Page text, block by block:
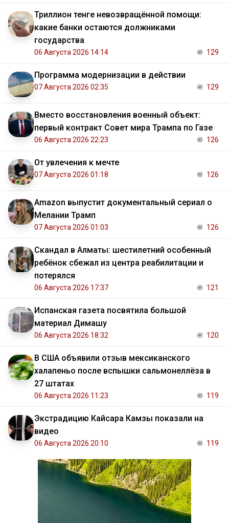
Триллион тенге невозвращённой помощи:
какие банки остаются должниками
государства
06 Августа 2026 14:14 129
Программа модернизации в действии
07 Августа 2026 02:35 129
Вместо восстановления военный объект:
первый контракт Совет мира Трампа по Газе
06 Августа 2026 22:23 126
От увлечения к мечте
07 Августа 2026 01:18 126
Amazon выпустит документальный сериал о
Мелании Трамп
07 Августа 2026 01:03 126
Скандал в Алматы: шестилетний особенный
ребёнок сбежал из центра реабилитации и
потерялся
06 Августа 2026 17:37 121
Испанская газета посвятила большой
материал Димашу
06 Августа 2026 18:32 120
В США объявили отзыв мексиканского
халапеньо после вспышки сальмонеллёза в
27 штатах
06 Августа 2026 11:23 119
Экстрадицию Кайсара Камзы показали на
видео
06 Августа 2026 20:10 119